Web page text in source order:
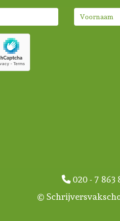
020 - 7 863
©